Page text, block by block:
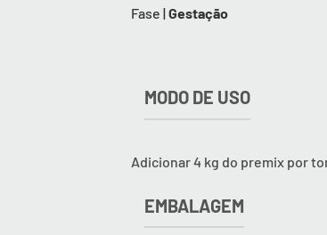
Fase |Gestação
MODO DE USO
Adicionar 4 kg do premix por
EMBALAGEM